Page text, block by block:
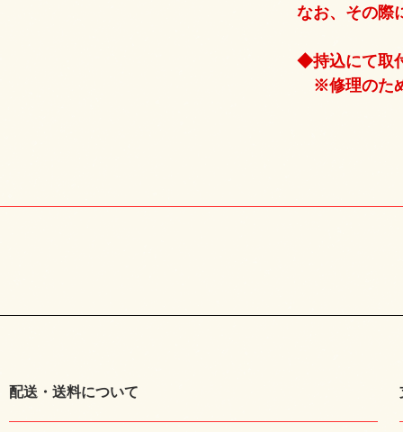
なお、その際
◆持込にて取
※修理のた
配送・送料について